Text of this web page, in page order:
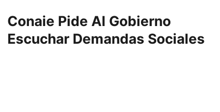
Conaie Pide Al Gobierno
Escuchar Demandas Sociales